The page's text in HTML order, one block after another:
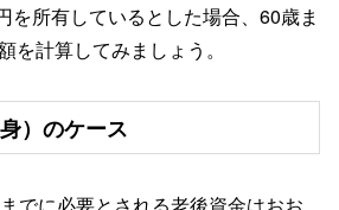
を所有しているとした場合、60歳ま
を計算してみましょう。
）のケース